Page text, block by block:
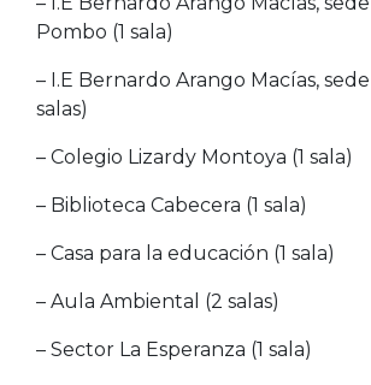
Pombo (1 sala)
– I.E Bernardo Arango Macías,
salas)
– Colegio Lizardy Montoya (1 sala)
– Biblioteca Cabecera (1 sala)
– Casa para la educación (1 sala)
– Aula Ambiental (2 salas)
– Sector La Esperanza (1 sala)